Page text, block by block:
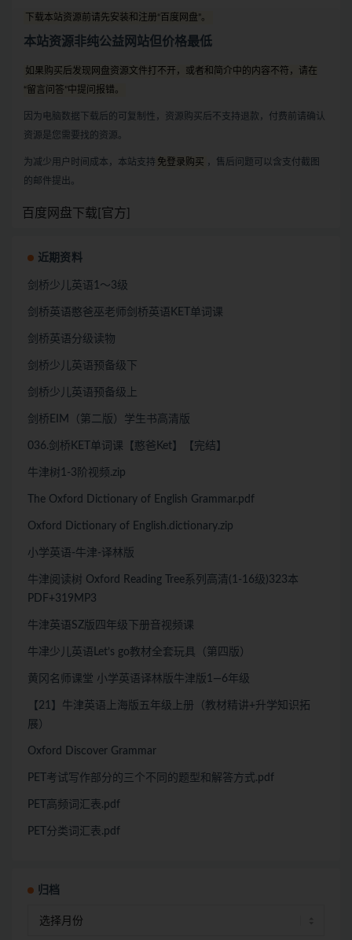
下载本站资源前请先安装和注册“百度网盘”。
本站资源非纯公益网站但价格最低
如果购买后发现网盘资源文件打不开，或者和简介中的内容不符，请在
“留言问答”中提问报错。
因为电脑数据下载后的可复制性，资源购买后不支持退款，付费前请确认
资源是您需要找的资源。
为减少用户时间成本，本站支持 免登录购买 ，售后问题可以含支付截图
的邮件提出。
百度网盘下载[官方]
近期资料
剑桥少儿英语1～3级
剑桥英语憨爸巫老师剑桥英语KET单词课
剑桥英语分级读物
剑桥少儿英语预备级下
剑桥少儿英语预备级上
剑桥EIM（第二版）学生书高清版
036.剑桥KET单词课【憨爸Ket】【完结】
牛津树1-3阶视频.zip
The Oxford Dictionary of English Grammar.pdf
Oxford Dictionary of English.dictionary.zip
小学英语-牛津-译林版
牛津阅读树 Oxford Reading Tree系列高清(1-16级)323本
PDF+319MP3
牛津英语SZ版四年级下册音视频课
牛冿少儿英语Let’s go教材全套玩具（第四版）
黄冈名师课堂 小学英语译林版牛津版1—6年级
【21】牛津英语上海版五年级上册（教材精讲+升学知识拓
展）
Oxford Discover Grammar
PET考试写作部分的三个不同的题型和解答方式.pdf
PET高频词汇表.pdf
PET分类词汇表.pdf
归档